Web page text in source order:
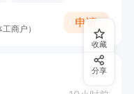
商户）
申请
收藏
分享